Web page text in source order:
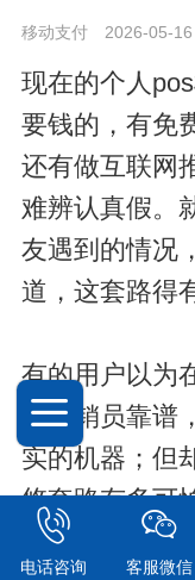
移动支付 2026-05-16
现在的个人
要钱的，有免
还有做互联网
难辨认真假。
友遇到的情况
道，这套路得
有的用户以为
的推销员靠谱
实的机器；但
悠套路有多可
钱，多久退
电话咨询 客服微信